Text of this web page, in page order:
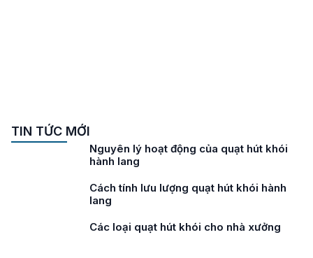
TIN TỨC MỚI
Nguyên lý hoạt động của quạt hút khói
hành lang
Cách tính lưu lượng quạt hút khói hành
lang
Các loại quạt hút khói cho nhà xưởng